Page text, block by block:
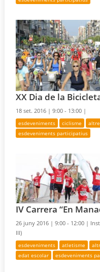
XX Dia de la
18 set. 2016 |9:00 - 13:00 |
esdeveniments ciclisme
esdeveniments participatius
IV Carrera “En
26 juny 2016 |9:00 - 12:00 |
III)
esdeveniments atletisme
edat escolar
esdeveniments